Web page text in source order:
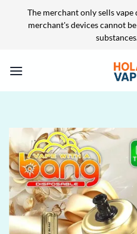
The merchant only sells vape
merchant's devices cannot